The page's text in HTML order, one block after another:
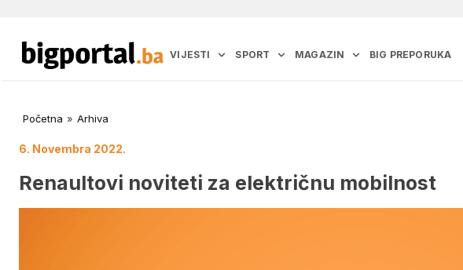
VIJESTI SPORT MAGAZIN BIG PREPORUKA
Početna » Arhiva
6. Novembra 2022.
Renaultovi noviteti za električnu mobilnost